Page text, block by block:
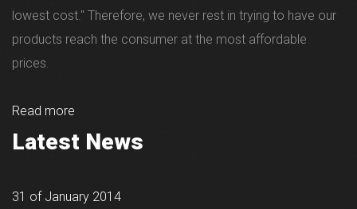
lowest cost." Therefore, we never rest in trying to have our
products reach the consumer at the most affordable
prices.
Read more
Latest News
31 of January 2014